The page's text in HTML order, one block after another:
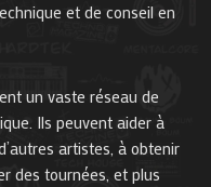
et de conseil en
un vaste réseau de
Ils peuvent aider à
artistes, à obtenir
des tournées, et plus